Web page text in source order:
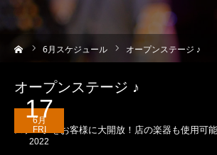
6月スケジュール オープンステージ ♪
オープンステージ ♪
6月
17
FRI
2022
ステージをお客様に大開放！店の楽器も使用可